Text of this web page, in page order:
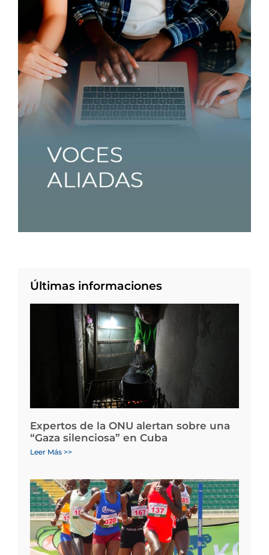
Últimas informaciones
Expertos de la ONU alertan sobre una
“Gaza silenciosa” en Cuba
Leer Más >>